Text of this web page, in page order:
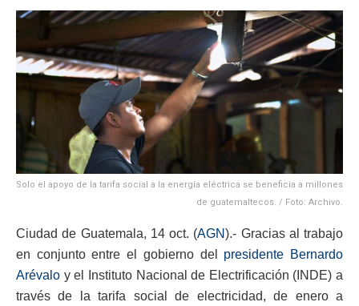
Solo el apoyo de la tarifa social a la energía eléctrica se beneficia a millones
de guatemaltecos. / Foto: Archivo.
Ciudad de Guatemala, 14 oct. (AGN).- Gracias al trabajo
en conjunto entre el gobierno del presidente Bernardo
Arévalo y el Instituto Nacional de Electrificación (INDE) a
través de la tarifa social de electricidad, de enero a